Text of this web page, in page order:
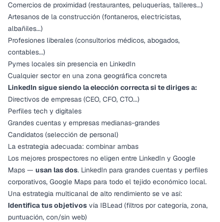
Comercios de proximidad (restaurantes, peluquerías, talleres...)
Artesanos de la construcción (fontaneros, electricistas,
albañiles...)
Profesiones liberales (consultorios médicos, abogados,
contables...)
Pymes locales sin presencia en LinkedIn
Cualquier sector en una zona geográfica concreta
LinkedIn sigue siendo la elección correcta si te diriges a:
Directivos de empresas (CEO, CFO, CTO...)
Perfiles tech y digitales
Grandes cuentas y empresas medianas-grandes
Candidatos (selección de personal)
La estrategia adecuada: combinar ambas
Los mejores prospectores no eligen entre LinkedIn y Google
Maps — usan las dos. LinkedIn para grandes cuentas y perfiles
corporativos, Google Maps para todo el tejido económico local.
Una estrategia multicanal de alto rendimiento se ve así:
Identifica tus objetivos vía IBLead (filtros por categoría, zona,
puntuación, con/sin web)